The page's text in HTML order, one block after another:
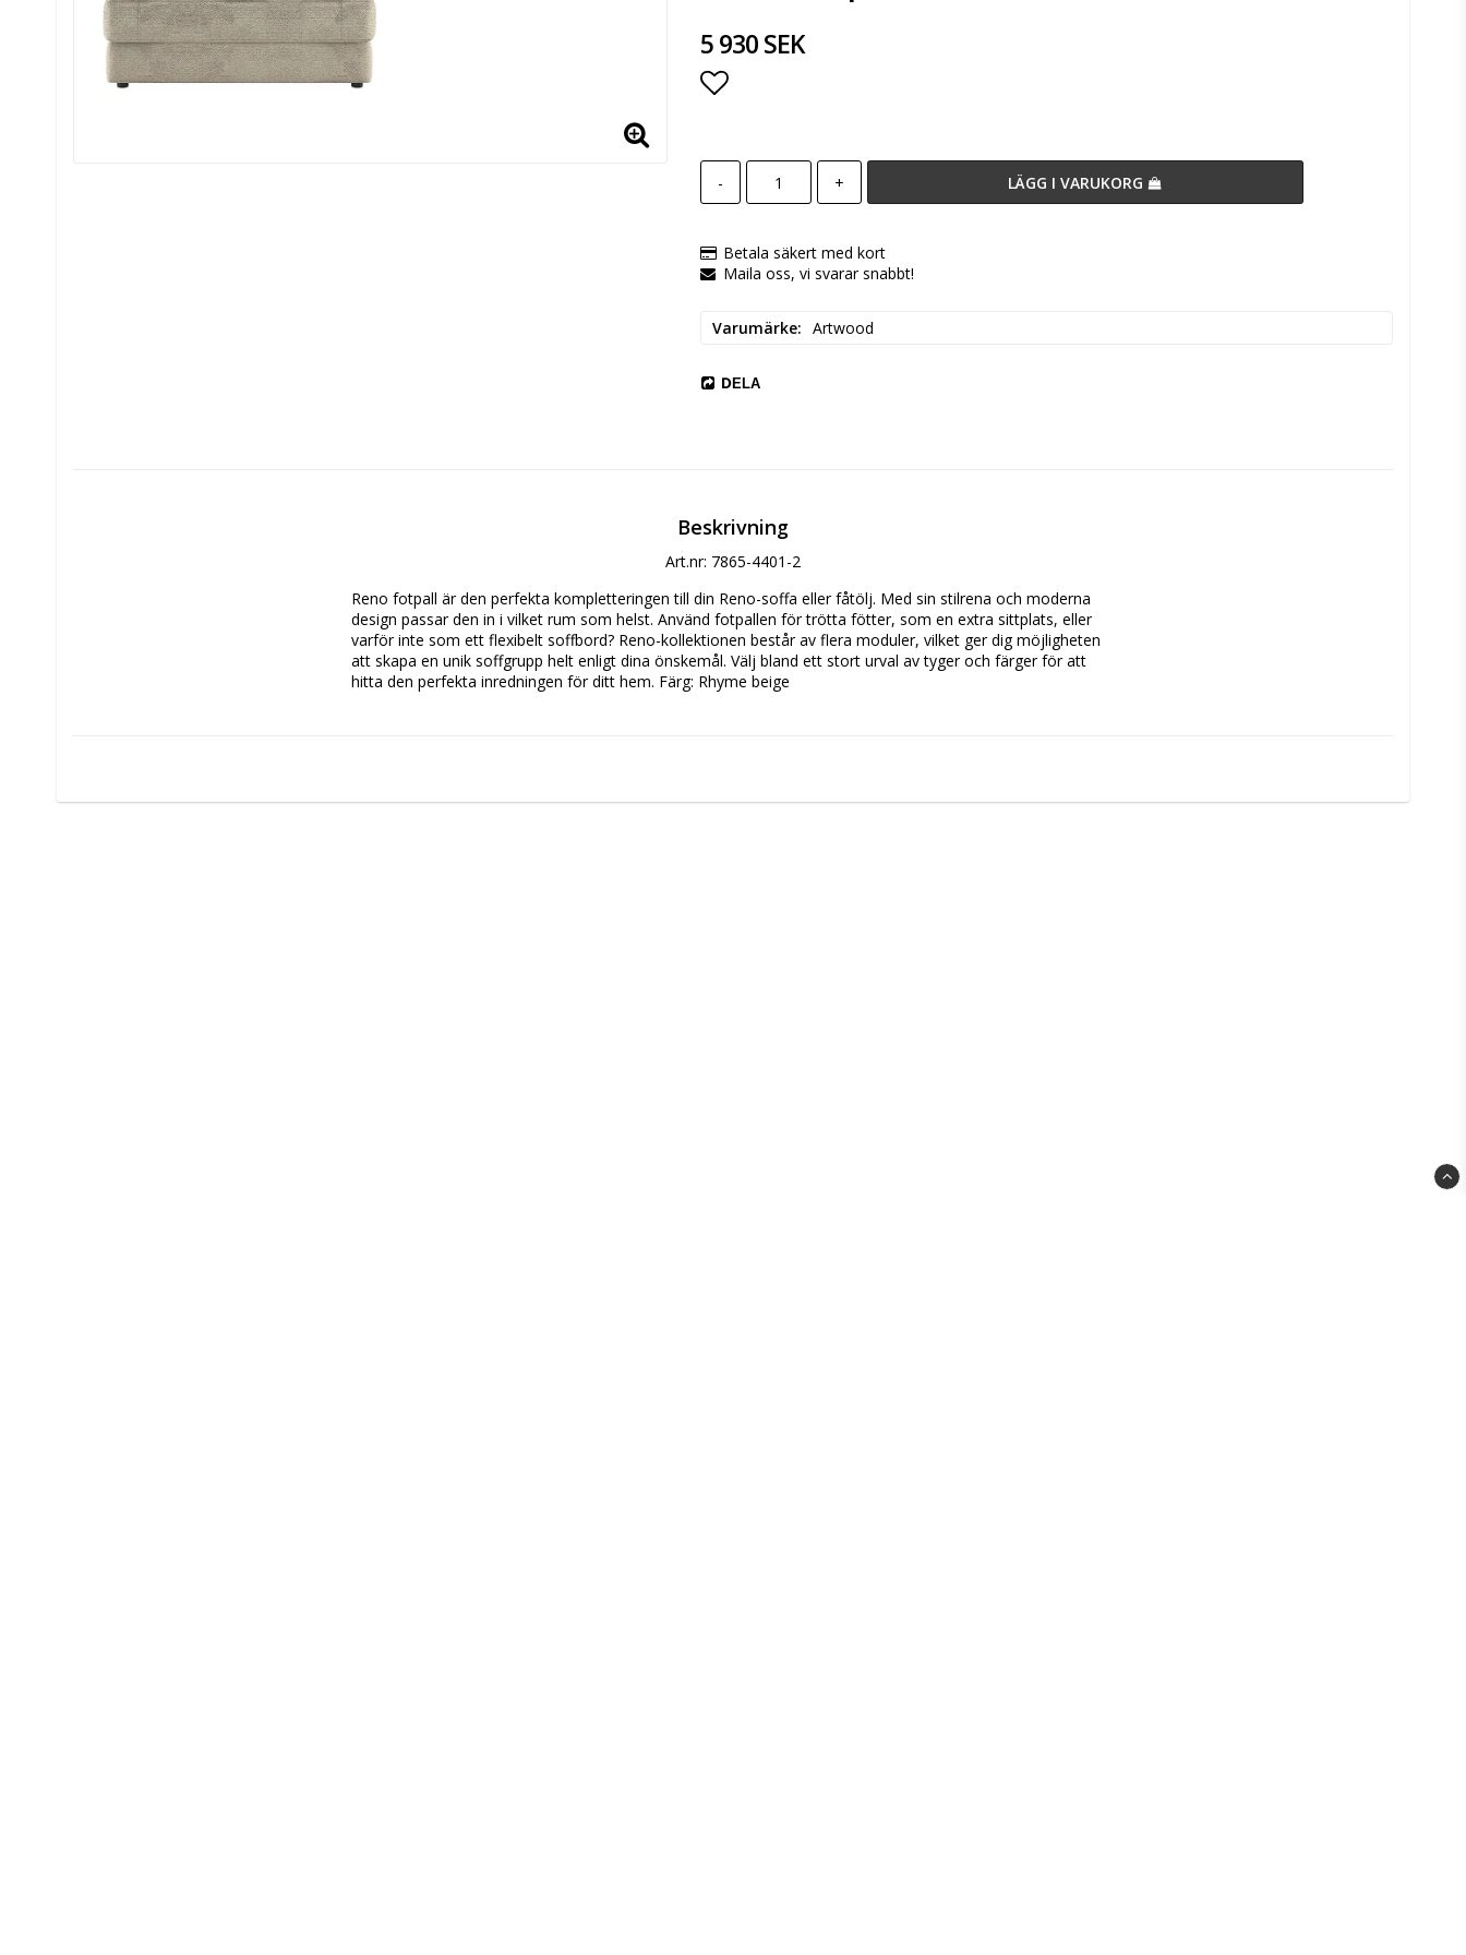
5 930 SEK
- + LÄGG I VARUKORG
Betala säkert med kort
Maila oss, vi svarar snabbt!
Varumärke Artwood
DELA
Beskrivning
Art.nr: 7865-4401-2
Reno fotpall är den perfekta kompletteringen till din Reno-soffa eller fåtölj. Med sin stilrena och moderna
design passar den in i vilket rum som helst. Använd fotpallen för trötta fötter, som en extra sittplats, eller
varför inte som ett flexibelt soffbord? Reno-kollektionen består av flera moduler, vilket ger dig möjligheten
att skapa en unik soffgrupp helt enligt dina önskemål. Välj bland ett stort urval av tyger och färger för att
hitta den perfekta inredningen för ditt hem. Färg: Rhyme beige